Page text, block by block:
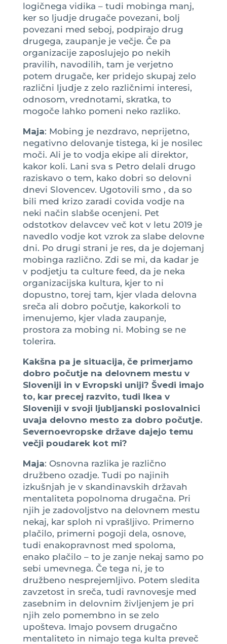
logičnega vidika – tudi mobinga manj,
ker so ljudje drugače povezani, bolj
povezani med seboj, podpirajo drug
drugega, zaupanje je večje. Če pa
organizacije zaposlujejo po nekih
pravilih, navodilih, tam je verjetno
potem drugače, ker pridejo skupaj zelo
različni ljudje z zelo različnimi interesi,
odnosom, vrednotami, skratka, to
mogoče lahko pomeni neko razliko.
Maja: Mobing je nezdravo, neprijetno,
negativno delovanje tistega, ki je nosilec
moči. Ali je to vodja ekipe ali direktor,
kakor koli. Lani sva s Petro delali drugo
raziskavo o tem, kako dobri so delovni
dnevi Slovencev. Ugotovili smo , da so
bili med krizo zaradi covida vodje na
neki način slabše ocenjeni. Pet
odstotkov delavcev več kot v letu 2019 je
navedlo vodje kot vzrok za slabe delovne
dni. Po drugi strani je res, da je dojemanj
mobinga različno. Zdi se mi, da kadar je
v podjetju ta culture feed, da je neka
organizacijska kultura, kjer to ni
dopustno, torej tam, kjer vlada delovna
sreča ali dobro počutje, kakorkoli to
imenujemo, kjer vlada zaupanje,
prostora za mobing ni. Mobing se ne
tolerira.
Kakšna pa je situacija, če primerjamo
dobro počutje na delovnem mestu v
Sloveniji in v Evropski uniji? Švedi imajo
to, kar precej razvito, tudi Ikea v
Sloveniji v svoji ljubljanski poslovalnici
uvaja delovno mesto za dobro počutje.
Severnoevropske države dajejo temu
večji poudarek kot mi?
Maja: Osnovna razlika je različno
družbeno ozadje. Tudi po najinih
izkušnjah je v skandinavskih državah
mentaliteta popolnoma drugačna. Pri
njih je zadovoljstvo na delovnem mestu
nekaj, kar sploh ni vprašljivo. Primerno
plačilo, primerni pogoji dela, osnove,
tudi enakopravnost med spoloma,
enako plačilo – to je zanje nekaj samo po
sebi umevnega. Če tega ni, je to
družbeno nesprejemljivo. Potem sledita
zavzetost in sreča, tudi ravnovesje med
zasebnim in delovnim življenjem je pri
njih zelo pomembno in se zelo
upošteva. Imajo povsem drugačno
mentaliteto in nimajo tega kulta preveč